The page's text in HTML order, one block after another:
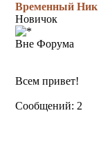
Временный Ник
Новичок
Вне Форума
Всем привет!
Сообщений: 2